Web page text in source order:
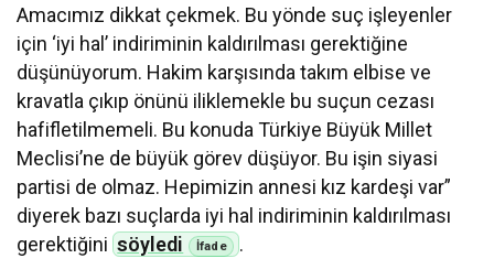
Amacımız dikkat çekmek. Bu yönde suç işleyenler
için ‘iyi hal’ indiriminin kaldırılması gerektiğine
düşünüyorum. Hakim karşısında takım elbise ve
kravatla çıkıp önünü iliklemekle bu suçun cezası
hafifletilmemeli. Bu konuda Türkiye Büyük Millet
Meclisi’ne de büyük görev düşüyor. Bu işin siyasi
partisi de olmaz. Hepimizin annesi kız kardeşi var”
diyerek bazı suçlarda iyi hal indiriminin kaldırılması
gerektiğini söyledi .